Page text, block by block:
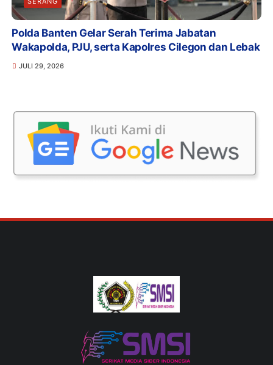
Polda Banten Gelar Serah Terima Jabatan
Wakapolda, PJU, serta Kapolres Cilegon dan Lebak
JULI 29, 2026